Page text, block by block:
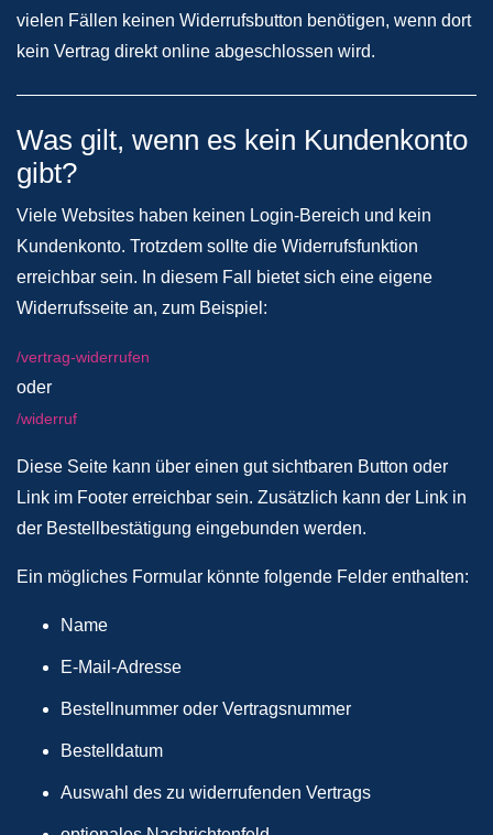
vielen Fällen keinen Widerrufsbutton benötigen, wenn dort
kein Vertrag direkt online abgeschlossen wird.
Was gilt, wenn es kein Kundenkonto
gibt?
Viele Websites haben keinen Login-Bereich und kein
Kundenkonto. Trotzdem sollte die Widerrufsfunktion
erreichbar sein. In diesem Fall bietet sich eine eigene
Widerrufsseite an, zum Beispiel:
/vertrag-widerrufen
oder
/widerruf
Diese Seite kann über einen gut sichtbaren Button oder
Link im Footer erreichbar sein. Zusätzlich kann der Link in
der Bestellbestätigung eingebunden werden.
Ein mögliches Formular könnte folgende Felder enthalten:
Name
E-Mail-Adresse
Bestellnummer oder Vertragsnummer
Bestelldatum
Auswahl des zu widerrufenden Vertrags